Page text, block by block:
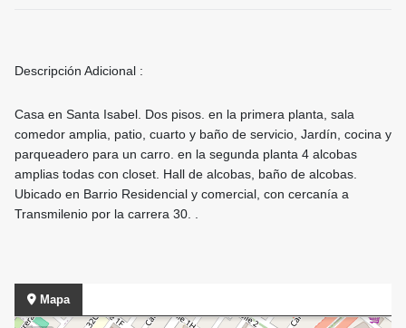
Descripción Adicional :
Casa en Santa Isabel. Dos pisos. en la primera planta, sala
comedor amplia, patio, cuarto y baño de servicio, Jardín, cocina y
parqueadero para un carro. en la segunda planta 4 alcobas
amplias todas con closet. Hall de alcobas, baño de alcobas.
Ubicado en Barrio Residencial y comercial, con cercanía a
Transmilenio por la carrera 30. .
Mapa